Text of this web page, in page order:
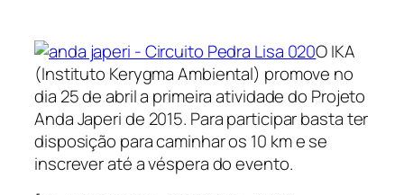
O IKA
(Instituto Kerygma Ambiental) promove no
dia 25 de abril a primeira atividade do Projeto
Anda Japeri de 2015. Para participar basta ter
disposição para caminhar os 10 km e se
inscrever até a véspera do evento.